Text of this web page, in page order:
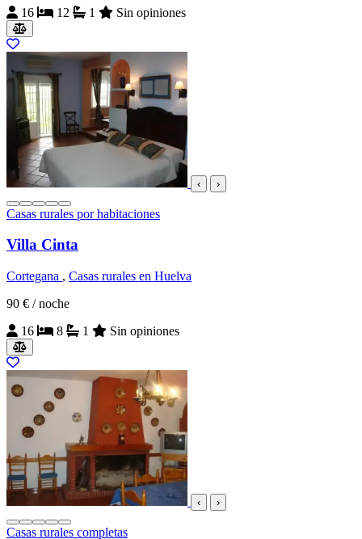
16
12 1 Sin opiniones
‹ ›
Casas rurales por habitaciones
Villa Cinta
Cortegana , Casas rurales en Huelva
90 € / noche
16
8 1 Sin opiniones
‹ ›
Casas rurales completas